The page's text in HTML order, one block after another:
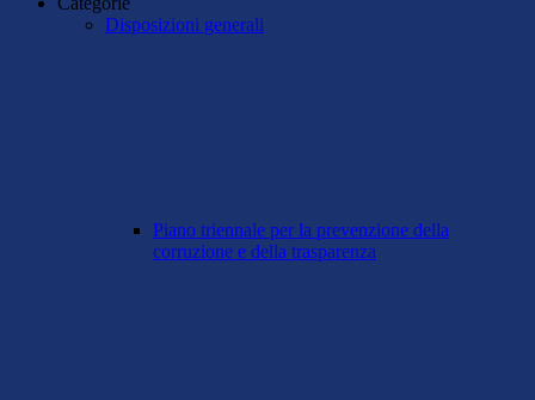
Disposizioni generali
Piano triennale per la prevenzione della
corruzione e della trasparenza